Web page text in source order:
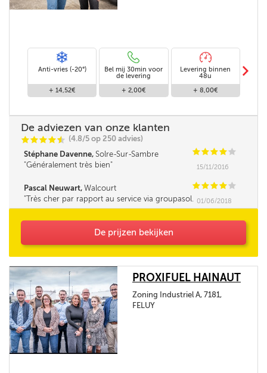
Anti-vries (-20°)
+ 14,52€
Bel mij 30min voor
de levering
+ 2,00€
Levering binnen
48u
+ 8,00€
m
De adviezen van onze klanten
CCCCi
@ (4.8/5 op 250 advies)
Stéphane Davenne, Solre-Sur-Sambre CCCC C
Généralement très bien
15/11/2016
Pascal Neuwart, Walcourt CCCC C
Très cher par rapport au service via groupasol.
Seul le délai m'a obligé à commander là. Je m'y
la qualité du service mais chacun agit de la
01/06/2018
De prijzen bekijken
PROXIFUEL HAINAUT
Zoning Industriel A, 7181,
FELUY